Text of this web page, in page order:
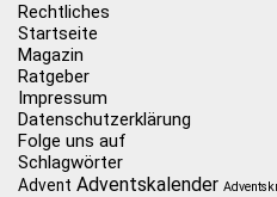
Rechtliches
Startseite
Magazin
Ratgeber
Impressum
Datenschutzerklärung
Folge uns auf
Schlagwörter
Advent Adventskalender